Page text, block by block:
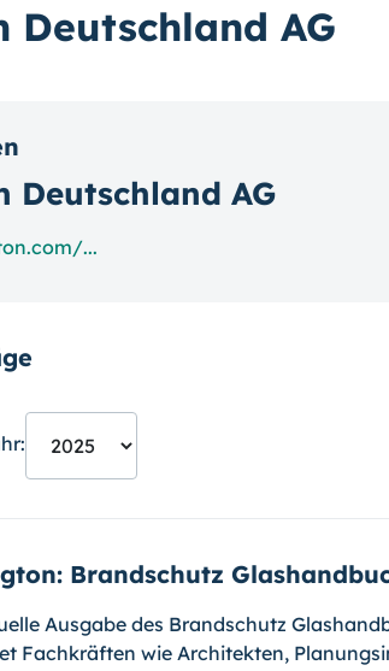
Deutschland AG
Deutschland AG
...
Brandschutz
Ausgabe des Brandschutz
Fachkräften wie Architekten,